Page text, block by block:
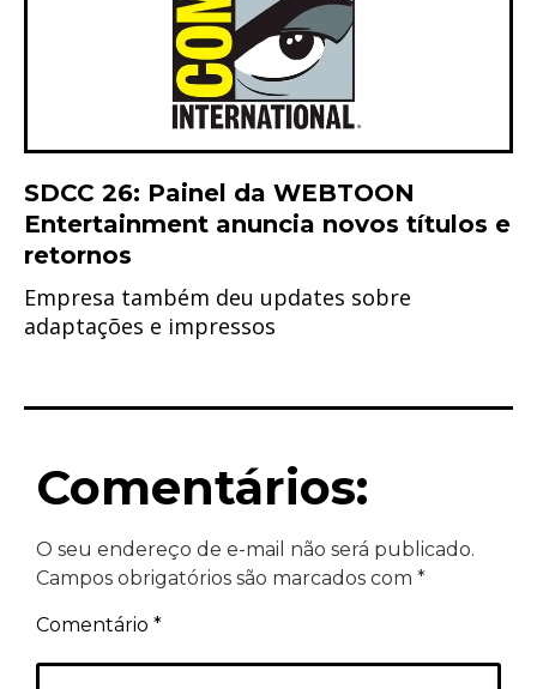
SDCC 26: Painel da WEBTOON
Entertainment anuncia novos títulos e
retornos
Empresa também deu updates sobre
adaptações e impressos
Comentários:
O seu endereço de e-mail não será publicado.
Campos obrigatórios são marcados com *
Comentário *